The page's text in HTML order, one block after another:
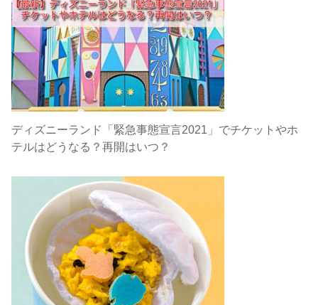
ディズニーランド「緊急事態宣言2021」でチケットやホ
テルはどうなる？再開はいつ？